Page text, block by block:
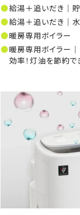
給湯＋追いだき│
給湯＋追いだき│
暖房専用ボイラー
暖房専用ボイラー│
効率！灯油を節約で